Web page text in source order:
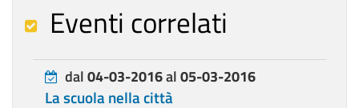
Eventi correlati
dal04-03-2016al05-03-2016
La scuola nella città